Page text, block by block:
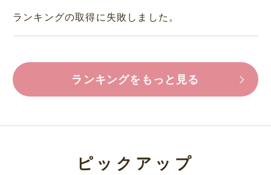
ランキングの取得に失敗しました。
ランキングをもっと見る
ピックアップ